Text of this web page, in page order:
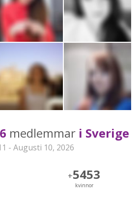
medlemmar i Sverige
- Augusti 10, 2026
+5453
kvinnor